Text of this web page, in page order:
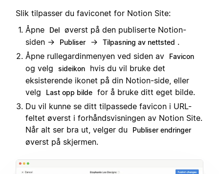
Slik tilpasser du faviconet for Notion Site:
Åpne
Del øverst på den publiserte Notion-
siden →
Publiser → Tilpasning av nettsted .
Åpne rullegardinmenyen ved siden av
Favicon
og velg sideikon
hvis du vil bruke det
eksisterende ikonet på din Notion-side, eller
velg
Last opp bilde for å bruke ditt eget bilde.
Du vil kunne se ditt tilpassede favicon i URL-
feltet øverst i forhåndsvisningen av Notion Site.
Når alt ser bra ut, velger du
Publiser endringer
øverst på skjermen.